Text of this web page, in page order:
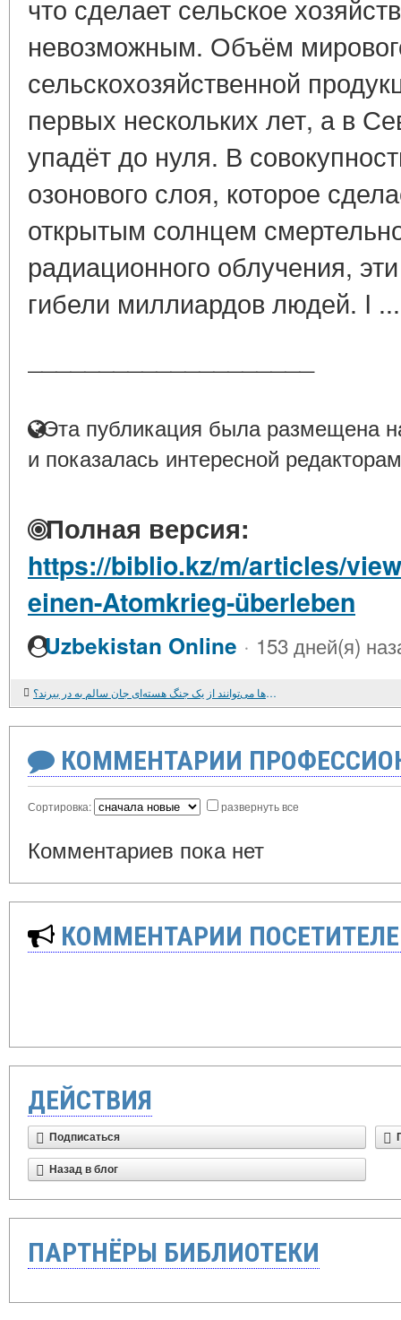
что сделает сельское
невозможным. Объём
сельскохозяйственной
первых нескольких лет, а в
упадёт до нуля. В
озонового слоя, которое
открытым солнцем
радиационного облучения,
гибели миллиардов людей. I
Эта публикация была размещена
и показалась интересной
Полная версия:
https://biblio.kz/m/articles/
einen-Atomkrieg-überleben
Uzbekistan Online · 153 дней(я)
کدام کشورها می‌توانند از یک جنگ هسته‌ای جان سالم به در ببرند؟
КОММЕНТАРИИ
Сортировка: развернуть все
Комментариев пока нет
КОММЕНТАРИИ
ДЕЙСТВИЯ
Подписаться
Назад в блог
ПАРТНЁРЫ БИБЛИОТЕКИ